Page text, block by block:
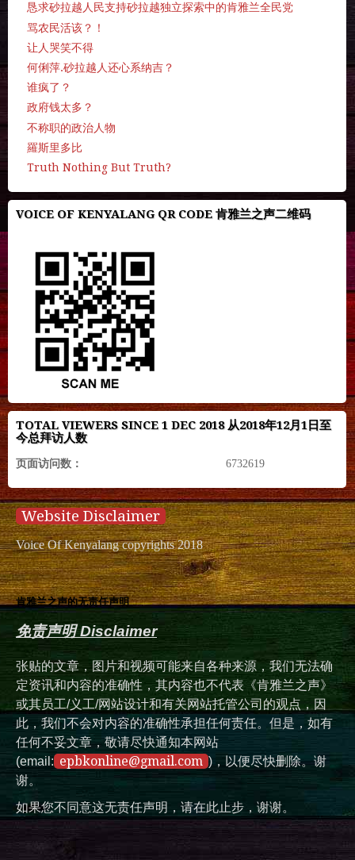
恳求砂拉越人民支持砂拉越独立探索中的肯雅兰全民党
骂农民活该？！
让人哭笑不得
何俐萍.砂拉越人还心系纳吉？
谁疯了？
政府钱太多？
不称职的政治人物
羅斯里多比
Truth Nothing But Truth?
VOICE OF KENYALANG QR CODE 肯雅兰之声二维码
TOTAL VIEWERS SINCE 1 DEC 2018 从2018年12月1日至
今总拜访人数
页面访问数： 6732619
Website Disclaimer
Voice Of Kenyalang copyrights 2018
肯雅兰之声的无责任声明
免责声明 Disclaimer
张贴的文章，图片和视频可能来自各种来源，我们无法确
定资讯和内容的准确性，其内容也不代表《肯雅兰之声》
或其员工/义工/网站设计和有关网站托管公司的观点，因
此，我们不会对内容的准确性承担任何责任。但是，如有
任何不妥文章，敬请尽快通知本网站
(email: epbkonline@gmail.com )，以便尽快删除。谢
谢。
如果您不同意这无责任声明，请在此止步，谢谢。